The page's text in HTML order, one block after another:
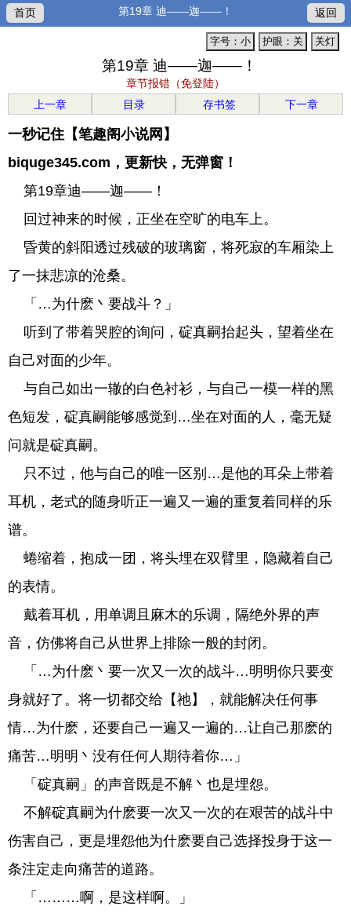
首页 第19章 迪——迦——！ 返回
关灯
护眼：关
字号：小
第19章 迪——迦——！
章节报错（免登陆）
上一章
目录 存书签 下一章
一秒记住【笔趣阁小说网】
biquge345.com，更新快，无弹窗！
第19章迪——迦——！
回过神来的时候，正坐在空旷的电车上。
昏黄的斜阳透过残破的玻璃窗，将死寂的车厢染上
了一抹悲凉的沧桑。
「…为什麽丶要战斗？」
听到了带着哭腔的询问，碇真嗣抬起头，望着坐在
自己对面的少年。
与自己如出一辙的白色衬衫，与自己一模一样的黑
色短发，碇真嗣能够感觉到…坐在对面的人，毫无疑
问就是碇真嗣。
只不过，他与自己的唯一区别…是他的耳朵上带着
耳机，老式的随身听正一遍又一遍的重复着同样的乐
谱。
蜷缩着，抱成一团，将头埋在双臂里，隐藏着自己
的表情。
戴着耳机，用单调且麻木的乐调，隔绝外界的声
音，仿佛将自己从世界上排除一般的封闭。
「…为什麽丶要一次又一次的战斗…明明你只要变
身就好了。将一切都交给【祂】，就能解决任何事
情…为什麽，还要自己一遍又一遍的…让自己那麽的
痛苦…明明丶没有任何人期待着你…」
「碇真嗣」的声音既是不解丶也是埋怨。
不解碇真嗣为什麽要一次又一次的在艰苦的战斗中
伤害自己，更是埋怨他为什麽要自己选择投身于这一
条注定走向痛苦的道路。
「………啊，是这样啊。」